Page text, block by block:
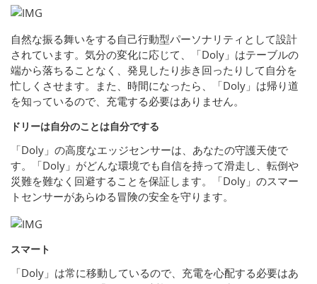
自然な振る舞いをする自己行動型パーソナリティとして設計
されています。気分の変化に応じて、「Doly」はテーブルの
端から落ちることなく、発見したり歩き回ったりして自分を
忙しくさせます。また、時間になったら、「Doly」は帰り道
を知っているので、充電する必要はありません。
ドリーは自分のことは自分でする
「Doly」の高度なエッジセンサーは、あなたの守護天使で
す。「Doly」がどんな環境でも自信を持って滑走し、転倒や
災難を難なく回避することを保証します。「Doly」のスマー
トセンサーがあらゆる冒険の安全を守ります。
スマート
「Doly」は常に移動しているので、充電を心配する必要はあ